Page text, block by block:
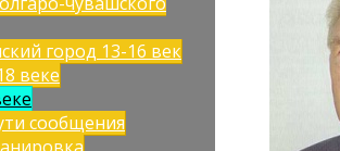
город 13-16 век
веке
сообщения